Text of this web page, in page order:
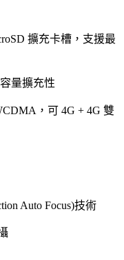
擴充卡槽，支援最
量擴充性
，可 4G + 4G 雙
Auto Focus)技術